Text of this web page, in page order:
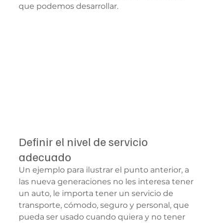
que podemos desarrollar.
Definir el nivel de servicio
adecuado
Un ejemplo para ilustrar el punto anterior, a
las nueva generaciones no les interesa tener
un auto, le importa tener un servicio de
transporte, cómodo, seguro y personal, que
pueda ser usado cuando quiera y no tener